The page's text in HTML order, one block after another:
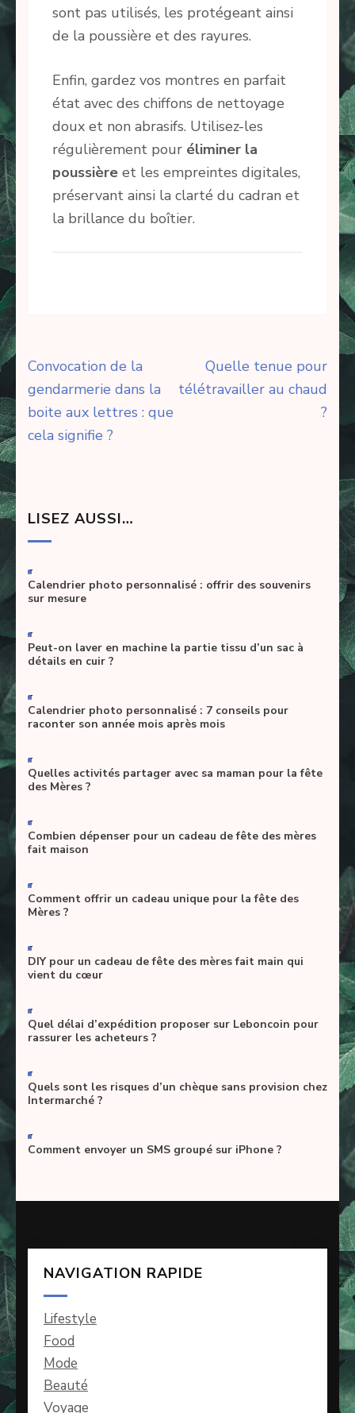
sont pas utilisés, les protégeant ainsi
de la poussière et des rayures.
Enfin, gardez vos montres en parfait
état avec des chiffons de nettoyage
doux et non abrasifs. Utilisez-les
régulièrement pour éliminer la
poussière et les empreintes digitales,
préservant ainsi la clarté du cadran et
la brillance du boîtier.
Navigation
de
l’article
Convocation de la
gendarmerie dans la
boite aux lettres : que
cela signifie ?
Quelle tenue pour
télétravailler au chaud
?
LISEZ AUSSI…
-
Calendrier photo personnalisé : offrir des souvenirs
sur mesure
-
Peut-on laver en machine la partie tissu d’un sac à
détails en cuir ?
-
Calendrier photo personnalisé : 7 conseils pour
raconter son année mois après mois
-
Quelles activités partager avec sa maman pour la fête
des Mères ?
-
Combien dépenser pour un cadeau de fête des mères
fait maison
-
Comment offrir un cadeau unique pour la fête des
Mères ?
-
DIY pour un cadeau de fête des mères fait main qui
vient du cœur
-
Quel délai d’expédition proposer sur Leboncoin pour
rassurer les acheteurs ?
-
Quels sont les risques d’un chèque sans provision chez
Intermarché ?
-
Comment envoyer un SMS groupé sur iPhone ?
NAVIGATION RAPIDE
Lifestyle
Food
Mode
Beauté
Voyage